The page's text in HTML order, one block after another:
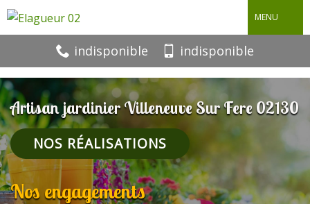
MENU
indisponible indisponible
Artisan jardinier Villeneuve Sur Fere 02130
NOS RÉALISATIONS
Nos engagements